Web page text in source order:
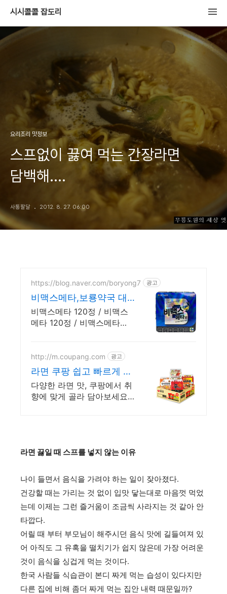
시시콜콜 잡도리
요리조리 맛정보
스프없이 끓여 먹는 간장라면
담백해....
사통팔달 2012. 8. 27. 06:00
https://blog.naver.com/boryong7 광고
비맥스메타,보룡약국 대
형약국/태릉입구,육사 근
처
비맥스메타 120정 / 비맥스
메타 120정 / 비맥스메타
http://m.coupang.com 광고
라면 쿠팡 쉽고 빠르게 끓
이는 한 끼
다양한 라면 맛, 쿠팡에서 취
향에 맞게 골라 담아보세요!
라면 끓일 때 스프를 넣지 않는 이유
나이 들면서 음식을 가려야 하는 일이 잦아졌다.
건강할 때는 가리는 것 없이 입맛 닿는대로 마음껏 먹었
는데 이제는 그런 즐거움이 조금씩 사라지는 것 같아 안
타깝다.
어릴 때 부터 부모님이 해주시던 음식 맛에 길들여져 있
어 아직도 그 유혹을 떨치기가 쉽지 않은데 가장 어려운
것이 음식을 싱겁게 먹는 것이다.
한국 사람들 식습관이 본디 짜게 먹는 습성이 있다지만
다른 집에 비해 좀더 짜게 먹는 집안 내력 때문일까?